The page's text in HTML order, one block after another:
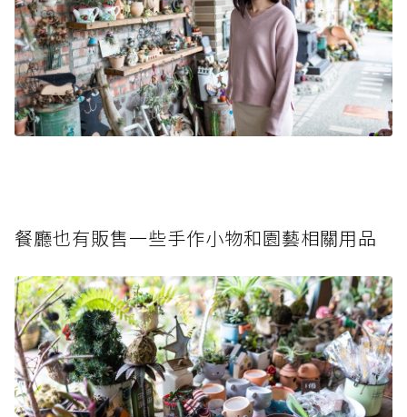
餐廳也有販售一些手作小物和園藝相關用品